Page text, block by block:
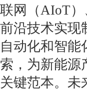
联网（AIoT
前沿技术实现
自动化和智
索，为新能源
关键范本。未